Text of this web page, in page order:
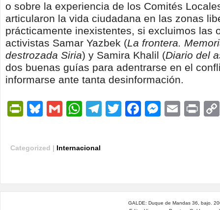
o sobre la experiencia de los Comités
articularon la vida ciudadana en las zonas
prácticamente inexistentes, si excluimos las
activistas Samar Yazbek (La frontera.
destrozada Siria) y Samira Khalil (Diario del
dos buenas guías para adentrarse en el
informarse ante tanta desinformación.
PrintFriendly
Bluesky
GmailWhatsApp
Telegram
TwitterFacebook
Email
Categorized | Internacional
GALDE: Duque de Mandas 36, bajo.